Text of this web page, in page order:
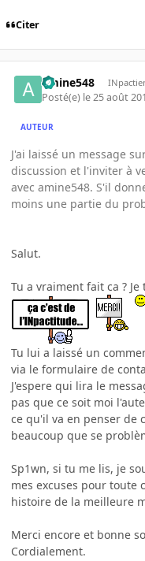
Citer
amine548
Posté(e) le 25 août
AUTEUR
J'ai laissé un message
discussion et l'inviter à
avec amine548. S'il
moins une partie du
Salut.
Tu a vraiment fait ca ?
Tu lui a laissé un
via le formulaire de
J'espere qui lira le
pas que ce soit moi
ce qu'il va en penser de
beaucoup que se
Sp1wn, si tu me lis, je
mes excuses pour toute
histoire de la meilleure
Merci encore et bonne
Cordialement.